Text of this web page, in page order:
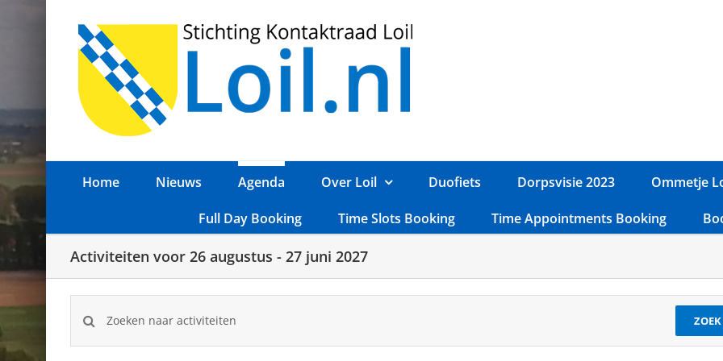
Home Nieuws Agenda Over Loil Duofiets Dorpsvisie 2023 Ommetje
Full Day Booking Time Slots Booking Time Appointments Booking
Activiteiten voor 26 augustus - 27 juni 2027
Activiteiten
Vul
een